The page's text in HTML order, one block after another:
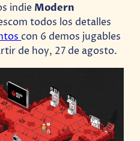
indie Modern
todos los detalles
con 6 demos jugables
de hoy, 27 de agosto.